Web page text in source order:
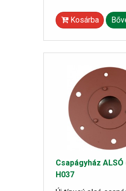
Kosárba
Csapágyház
H037